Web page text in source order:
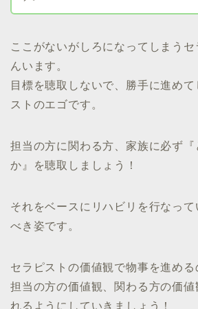
ここがないがしろになってしまうセ
んいます。
目標を聴取しないで、勝手に進め
ストのエゴです。
担当の方に関わる方、家族に必ず
か』を聴取しましょう！
それをベースにリハビリを行なって
べき姿です。
セラピストの価値観で物事を進める
担当の方の価値観、関わる方の価値
れるようにしていきましょう！